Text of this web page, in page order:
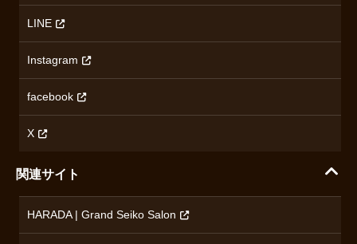
オリエントスター
オメガ
ロンジン
ブランド一覧を見る
プライバシーポリシー
コンテンツ制作ポリシーおよび生成AIの利用指針
LINE
Instagram
facebook
X
関連サイト
HARADA | Grand Seiko Salon